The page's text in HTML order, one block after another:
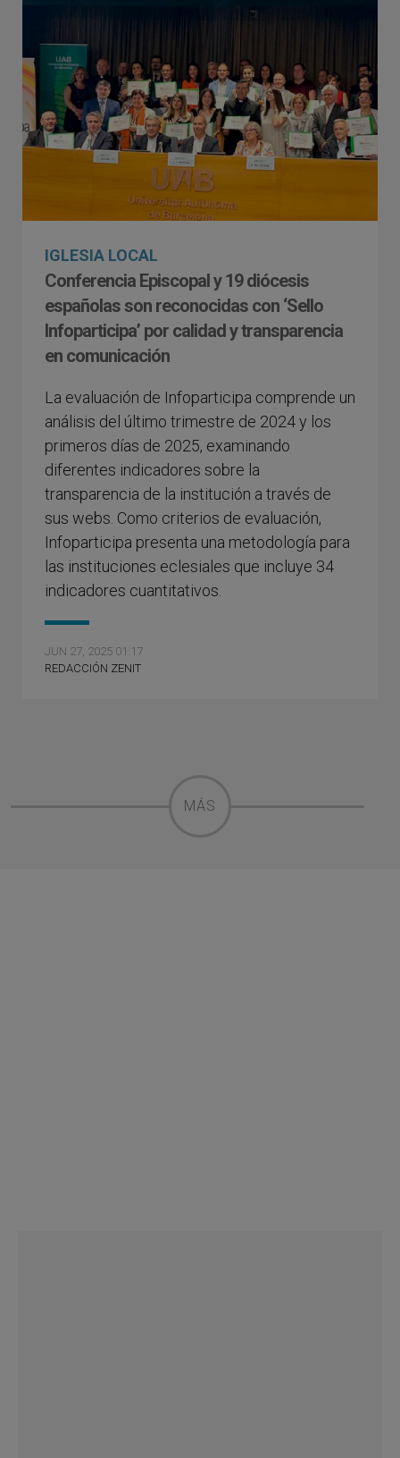
IGLESIA LOCAL
Conferencia Episcopal y 19 diócesis
españolas son reconocidas con ‘Sello
Infoparticipa’ por calidad y transparencia
en comunicación
La evaluación de Infoparticipa comprende un
análisis del último trimestre de 2024 y los
primeros días de 2025, examinando
diferentes indicadores sobre la
transparencia de la institución a través de
sus webs. Como criterios de evaluación,
Infoparticipa presenta una metodología para
las instituciones eclesiales que incluye 34
indicadores cuantitativos.
JUN 27, 2025 01:17
REDACCIÓN ZENIT
MÁS